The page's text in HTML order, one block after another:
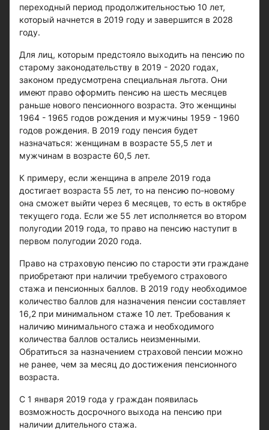
переходный период продолжительностью 10 лет,
который начнется в 2019 году и завершится в 2028
году.
Для лиц, которым предстояло выходить на пенсию по
старому законодательству в 2019 - 2020 годах,
законом предусмотрена специальная льгота. Они
имеют право оформить пенсию на шесть месяцев
раньше нового пенсионного возраста. Это женщины
1964 - 1965 годов рождения и мужчины 1959 - 1960
годов рождения. В 2019 году пенсия будет
назначаться: женщинам в возрасте 55,5 лет и
мужчинам в возрасте 60,5 лет.
К примеру, если женщина в апреле 2019 года
достигает возраста 55 лет, то на пенсию по-новому
она сможет выйти через 6 месяцев, то есть в октябре
текущего года. Если же 55 лет исполняется во втором
полугодии 2019 года, то право на пенсию наступит в
первом полугодии 2020 года.
Право на страховую пенсию по старости эти граждане
приобретают при наличии требуемого страхового
стажа и пенсионных баллов. В 2019 году необходимое
количество баллов для назначения пенсии составляет
16,2 при минимальном стаже 10 лет. Требования к
наличию минимального стажа и необходимого
количества баллов остались неизменными.
Обратиться за назначением страховой пенсии можно
не ранее, чем за месяц до достижения пенсионного
возраста.
С 1 января 2019 года у граждан появилась
возможность досрочного выхода на пенсию при
наличии длительного стажа.